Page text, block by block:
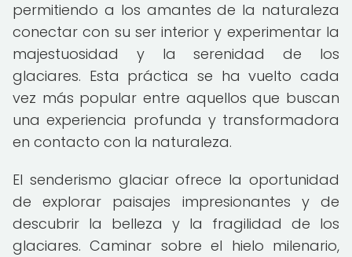
permitiendo a los amantes de la naturaleza
conectar con su ser interior y experimentar la
majestuosidad y la serenidad de los
glaciares. Esta práctica se ha vuelto cada
vez más popular entre aquellos que buscan
una experiencia profunda y transformadora
en contacto con la naturaleza.
El senderismo glaciar ofrece la oportunidad
de explorar paisajes impresionantes y de
descubrir la belleza y la fragilidad de los
glaciares. Caminar sobre el hielo milenario,